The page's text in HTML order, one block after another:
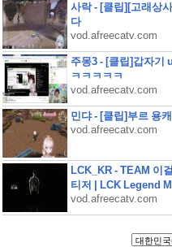
사락 - [클립][고래상
다
vod.afreecatv.com
주몽3 - [클립]갑자기
ㅋㅋㅋㅋㅋ
vod.afreecatv.com
민댜 - [클립]부르 용
vod.afreecatv.com
LCK_KR - TEAM 이
티저 | LCK Legend
vod.afreecatv.com